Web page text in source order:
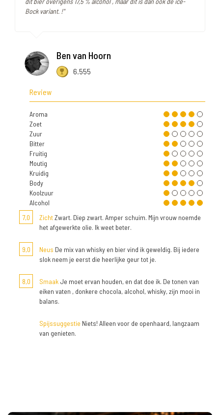
Bock variant. !"
Ben van Hoorn
6.555
Review
Aroma
Zoet
Zuur
Bitter
Fruitig
Moutig
Kruidig
Body
Koolzuur
Alcohol
7,0
ZichtZwart. Diep zwart. Amper schuim. Mijn vrouw noemde
het afgewerkte olie. Ik weet beter.
9,0 Neus De mix van whisky en bier vind ik geweldig. Bij iedere
slok neem je eerst die heerlijke geur tot je.
8,0 Smaak Je moet ervan houden, en dat doe ik. De tonen van
eiken vaten , donkere chocola, alcohol, whisky, zijn mooi in
balans.
Spijssuggestie Niets! Alleen voor de openhaard, langzaam
van genieten.